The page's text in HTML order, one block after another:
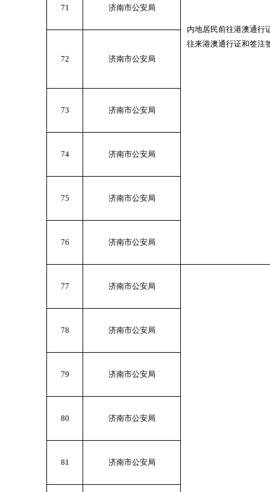
内地居民前往港澳通行
往来港澳通行证和签注
71 济南市公安局
72 济南市公安局
73 济南市公安局
74 济南市公安局
75 济南市公安局
76 济南市公安局
77 济南市公安局
78 济南市公安局
79 济南市公安局
80 济南市公安局
81 济南市公安局